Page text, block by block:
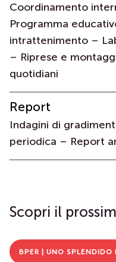
Coordinamento
Programma
intrattenimento –
– Riprese e
quotidiani
Report
Indagini di
periodica – Report
Scopri il
BPER | UNO SPLENDIDO